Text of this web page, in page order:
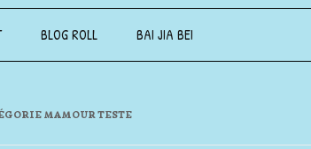
BLOG ROLL BAI JIA BEI
MAMOUR TESTE